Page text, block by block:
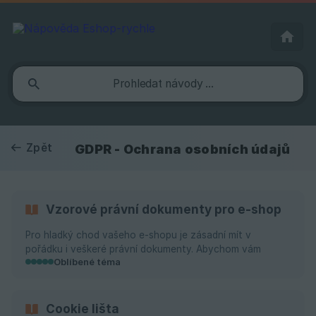
Zpět GDPR - Ochrana osobních údajů
Vzorové právní dokumenty pro e-shop
Pro hladký chod vašeho e-shopu je zásadní mít v
pořádku i veškeré právní dokumenty. Abychom vám
ušetřili čas a celý proces spouštění e-shopu maximálně
Praha — Advokátní kancelář (CZ) a Marják, Ferenci &
Oblíbené téma
Cookie lišta